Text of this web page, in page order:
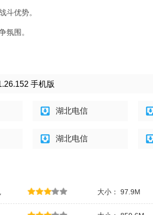
斗优势。
氛围。
手机版
湖北电信
湖北电信
大小： 97.9M